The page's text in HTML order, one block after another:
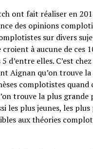
ont fait réaliser en
des opinions
sur divers
croient à aucune de ces
elles. C’est chez
Aignan qu’on trouve
complotistes quand
trouve la plus grande
les plus jeunes, les plus
aux théories